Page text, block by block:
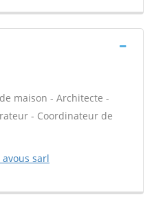
maison - Architecte -
- Coordinateur de
avous sarl